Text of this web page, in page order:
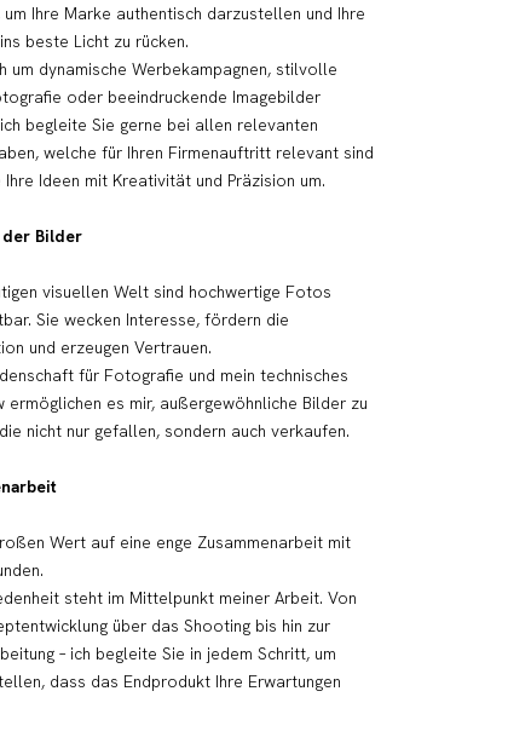
Ihre Marke authentisch darzustellen und Ihre
beste Licht zu rücken.
um dynamische Werbekampagnen, stilvolle
oder beeindruckende Imagebilder
begleite Sie gerne bei allen relevanten
welche für Ihren Firmenauftritt relevant sind
Ihre Ideen mit Kreativität und Präzision um.
Bilder
visuellen Welt sind hochwertige Fotos
Sie wecken Interesse, fördern die
und erzeugen Vertrauen.
für Fotografie und mein technisches
ermöglichen es mir, außergewöhnliche Bilder zu
nicht nur gefallen, sondern auch verkaufen.
Wert auf eine enge Zusammenarbeit mit
steht im Mittelpunkt meiner Arbeit. Von
über das Shooting bis hin zur
– ich begleite Sie in jedem Schritt, um
dass das Endprodukt Ihre Erwartungen